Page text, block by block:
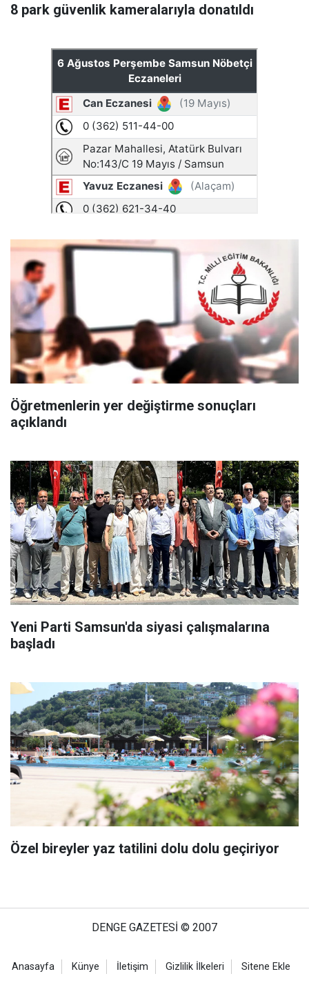
8 park güvenlik kameralarıyla donatıldı
Öğretmenlerin yer değiştirme sonuçları
açıklandı
Yeni Parti Samsun'da siyasi çalışmalarına
başladı
Özel bireyler yaz tatilini dolu dolu geçiriyor
DENGE GAZETESİ © 2007
Anasayfa Künye İletişim Gizlilik İlkeleri Sitene Ekle